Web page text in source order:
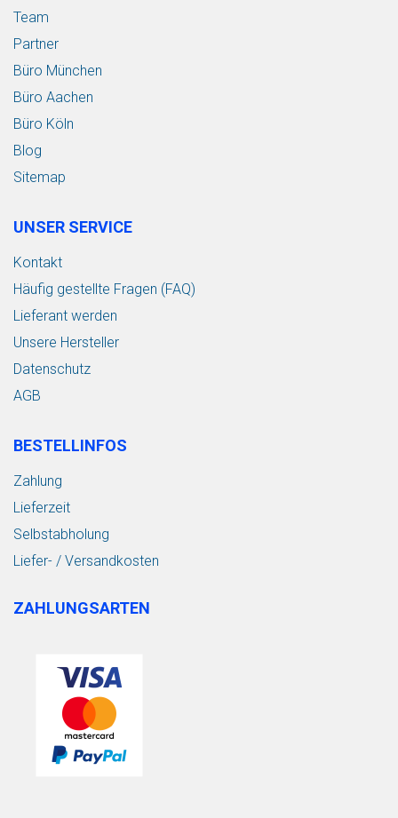
Team
Partner
Büro München
Büro Aachen
Büro Köln
Blog
Sitemap
UNSER SERVICE
Kontakt
Häufig gestellte Fragen (FAQ)
Lieferant werden
Unsere Hersteller
Datenschutz
AGB
BESTELLINFOS
Zahlung
Lieferzeit
Selbstabholung
Liefer- / Versandkosten
ZAHLUNGSARTEN